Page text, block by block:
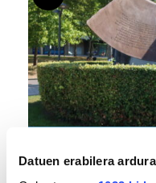
Datuen erabilera
«Gai tabua izan da